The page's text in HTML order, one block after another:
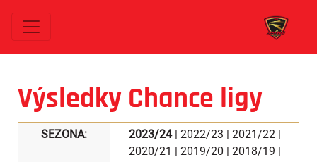
Výsledky Chance ligy
SEZONA: 2023/24| 2022/23 | 2021/22|
2020/21 | 2019/20 | 2018/19 |